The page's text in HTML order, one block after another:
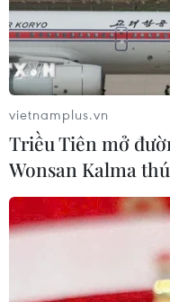
Việt Nam và
vietnamplus.vn
Triều Tiên mở
Wonsan Kalma